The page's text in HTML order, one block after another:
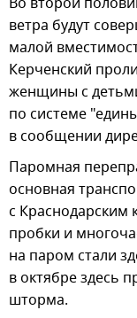
ветра будут
малой
Керченский
женщины с
по системе
в сообщении
Паромная
основная
с
пробки и
на паром стали
в октябре здесь
шторма.